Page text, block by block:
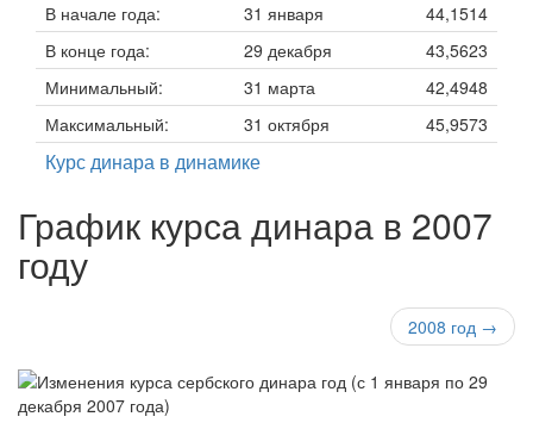
В начале года:
31 января
44,1514
В конце года:
29 декабря
43,5623
Минимальный:
31 марта
42,4948
Максимальный:
31 октября 45,9573
Курс динара в динамике
График курса динара в 2007
году
2008 год →